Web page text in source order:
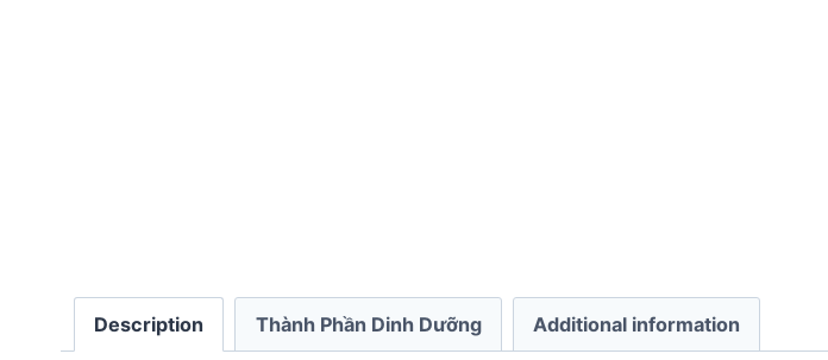
Description Thành Phần Dinh Dưỡng Additional information